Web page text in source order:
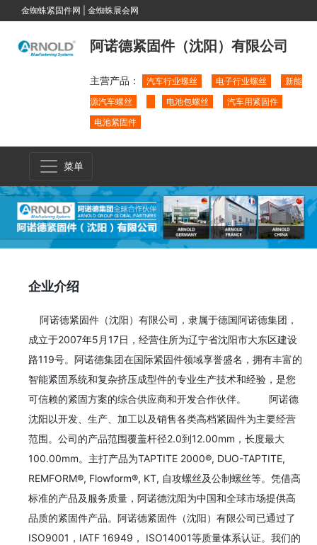
金蜘蛛紧固件网 金蜘蛛展会网
阿诺德紧固件（沈阳）有限公司
主营产品： 汽车行业螺丝 电子行业螺丝
新能
源汽车螺丝
电池包螺丝
汽车用紧固件
电池紧固件
菜单
企业介绍
阿诺德紧固件（沈阳）有限公司，隶属于德国阿诺德集团，
成立于2007年5月17日，经营住所为辽宁省沈阳市大东区建设
路119号。阿诺德集团在国际紧固件领域享誉盛名，拥有丰富的
智能紧固系统和复杂挤压成型件的专业生产技术和经验，是您
可信赖的紧固方案的综合供应商和开发合作伙伴。        阿诺德
沈阳以开发、生产、加工以及销售各类高档紧固件为主要经营
范围。公司的产品范围覆盖杆径2.0到12.00mm，长度最大
100.00mm。主打产品为TAPTITE 2000®, DUO-TAPTITE,
REMFORM®, Flowform®, KT, 自攻螺丝及公制螺丝等。凭借高
标准的产品及服务质量，阿诺德沈阳为中国和全球市场提供高
品质的紧固件产品。阿诺德紧固件（沈阳）有限公司已通过了
ISO9001，IATF 16949， ISO14001等质量体系认证。我们的